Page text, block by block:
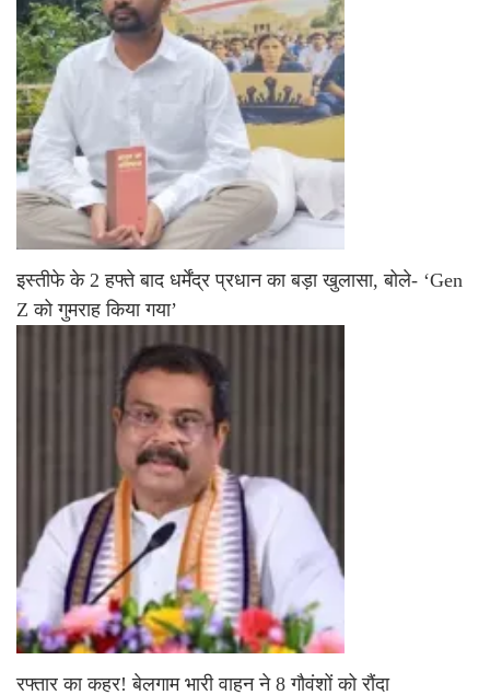
इस्तीफे के 2 हफ्ते बाद धर्मेंद्र प्रधान का बड़ा खुलासा, बोले- ‘Gen
Z को गुमराह किया गया’
रफ्तार का कहर! बेलगाम भारी वाहन ने 8 गौवंशों को रौंदा